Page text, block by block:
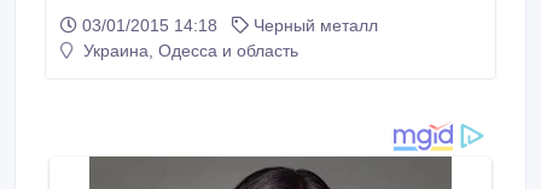
(стальные и чугунные ванные, газовые котлы,
батареи) Рельсовый лом Лом черных металлов,
скупает лом и отходы всех цветных металлов ( лом
профиля, лом свинца, лом нержавеющей стали
03/01/2015 14:18
Черный металл
Украина, Одесса и область